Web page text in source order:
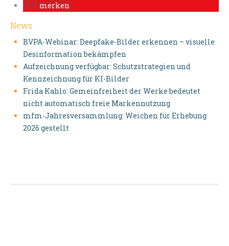
merken
News
BVPA-Webinar: Deepfake-Bilder erkennen – visuelle
Desinformation bekämpfen
Aufzeichnung verfügbar: Schutzstrategien und
Kennzeichnung für KI-Bilder
Frida Kahlo: Gemeinfreiheit der Werke bedeutet
nicht automatisch freie Markennutzung
mfm-Jahresversammlung: Weichen für Erhebung
2026 gestellt